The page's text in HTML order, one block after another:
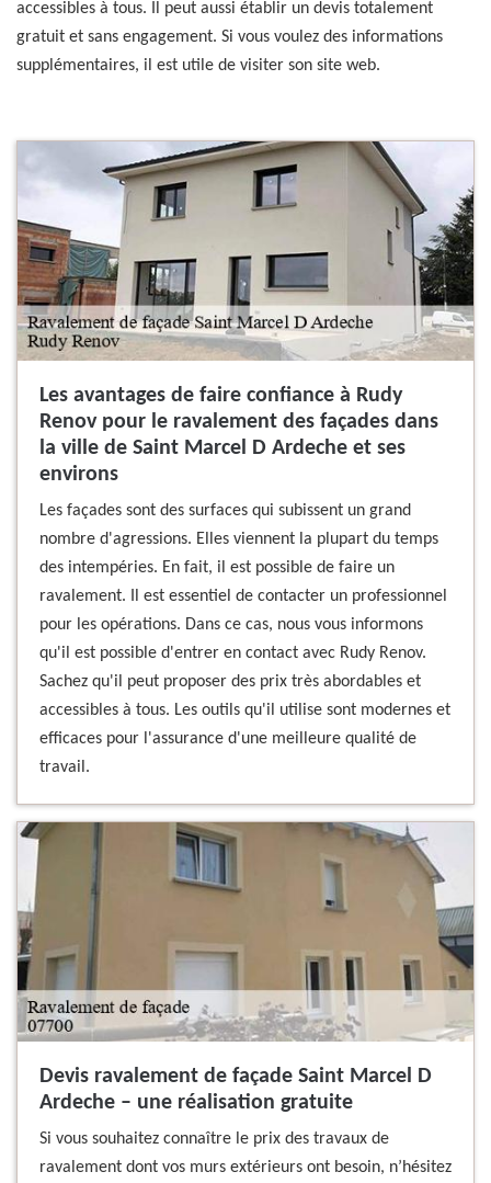
accessibles à tous. Il peut aussi établir un devis totalement
gratuit et sans engagement. Si vous voulez des informations
supplémentaires, il est utile de visiter son site web.
Les avantages de faire confiance à Rudy
Renov pour le ravalement des façades dans
la ville de Saint Marcel D Ardeche et ses
environs
Les façades sont des surfaces qui subissent un grand
nombre d'agressions. Elles viennent la plupart du temps
des intempéries. En fait, il est possible de faire un
ravalement. Il est essentiel de contacter un professionnel
pour les opérations. Dans ce cas, nous vous informons
qu'il est possible d'entrer en contact avec Rudy Renov.
Sachez qu'il peut proposer des prix très abordables et
accessibles à tous. Les outils qu'il utilise sont modernes et
efficaces pour l'assurance d'une meilleure qualité de
travail.
Devis ravalement de façade Saint Marcel D
Ardeche – une réalisation gratuite
Si vous souhaitez connaître le prix des travaux de
ravalement dont vos murs extérieurs ont besoin, n’hésitez